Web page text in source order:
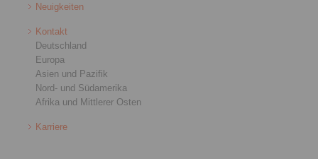
Neuigkeiten
Kontakt
Deutschland
Europa
Asien und Pazifik
Nord- und Südamerika
Afrika und Mittlerer Osten
Karriere